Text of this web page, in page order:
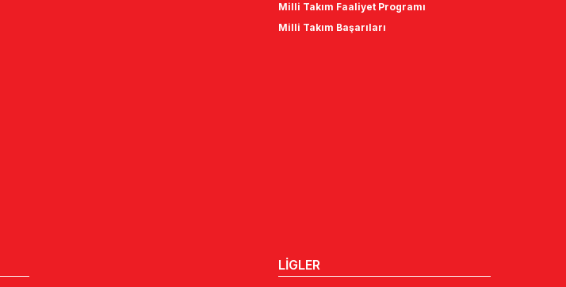
Milli Takım Faaliyet Programı
Milli Takım Başarıları
LİGLER